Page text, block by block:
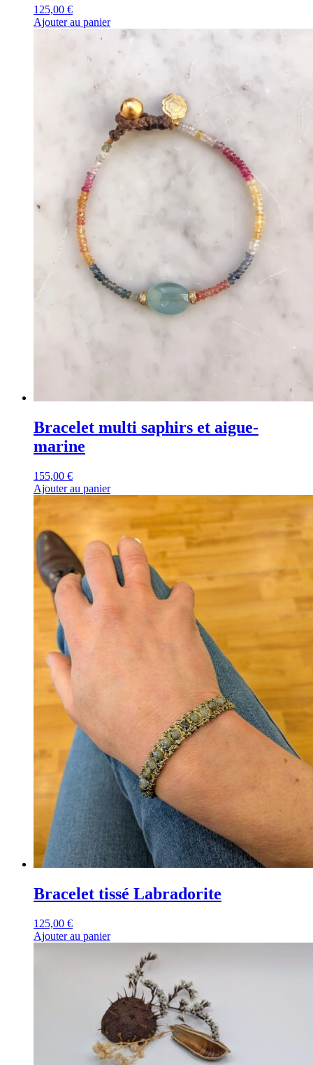
125,00 €
Ajouter au panier
Bracelet multi saphirs et aigue-
marine
155,00 €
Ajouter au panier
Bracelet tissé Labradorite
125,00 €
Ajouter au panier